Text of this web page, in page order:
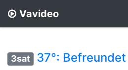
Vavideo
3sat 37°: